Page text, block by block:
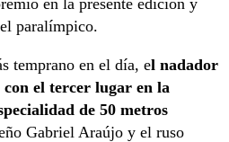
paralímpico.
temprano en el día, el nadador
el tercer lugar en la
de 50 metros
Gabriel Araújo y el ruso